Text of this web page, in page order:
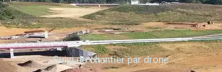
Suivi de chantier par drone